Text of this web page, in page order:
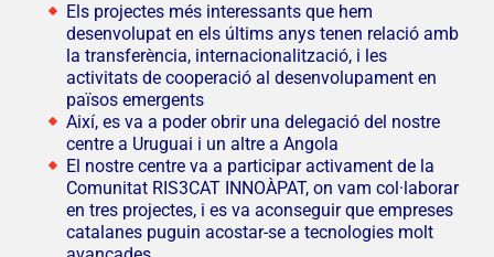
Els projectes més interessants que hem
desenvolupat en els últims anys tenen relació amb
la transferència, internacionalització, i les
activitats de cooperació al desenvolupament en
països emergents
Així, es va a poder obrir una delegació del nostre
centre a Uruguai i un altre a Angola
El nostre centre va a participar activament de la
Comunitat RIS3CAT INNOÀPAT, on vam col·laborar
en tres projectes, i es va aconseguir que empreses
catalanes puguin acostar-se a tecnologies molt